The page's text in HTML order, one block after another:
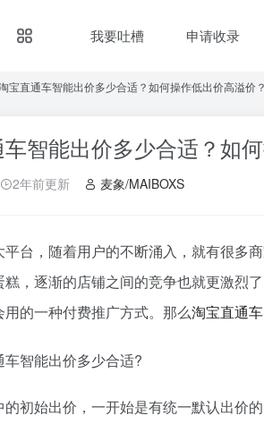
我要吐槽 申请收录
宝直通车智能出价多少合适？如何操作低出价高溢价？
智能出价多少合适？如
2年前更新 麦象/MAIBOXS
平台，随着用户的不断涌入，就有很多
，逐渐的店铺之间的竞争也就更激烈
用的一种付费推广方式。那么淘宝直通车
车智能出价多少合适?
的初始出价，一开始是有统一默认出价